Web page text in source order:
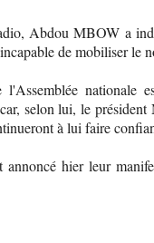
Abdou MBOW a
de mobiliser le
l'Assemblée nationale
selon lui, le
à lui faire
annoncé hier leur